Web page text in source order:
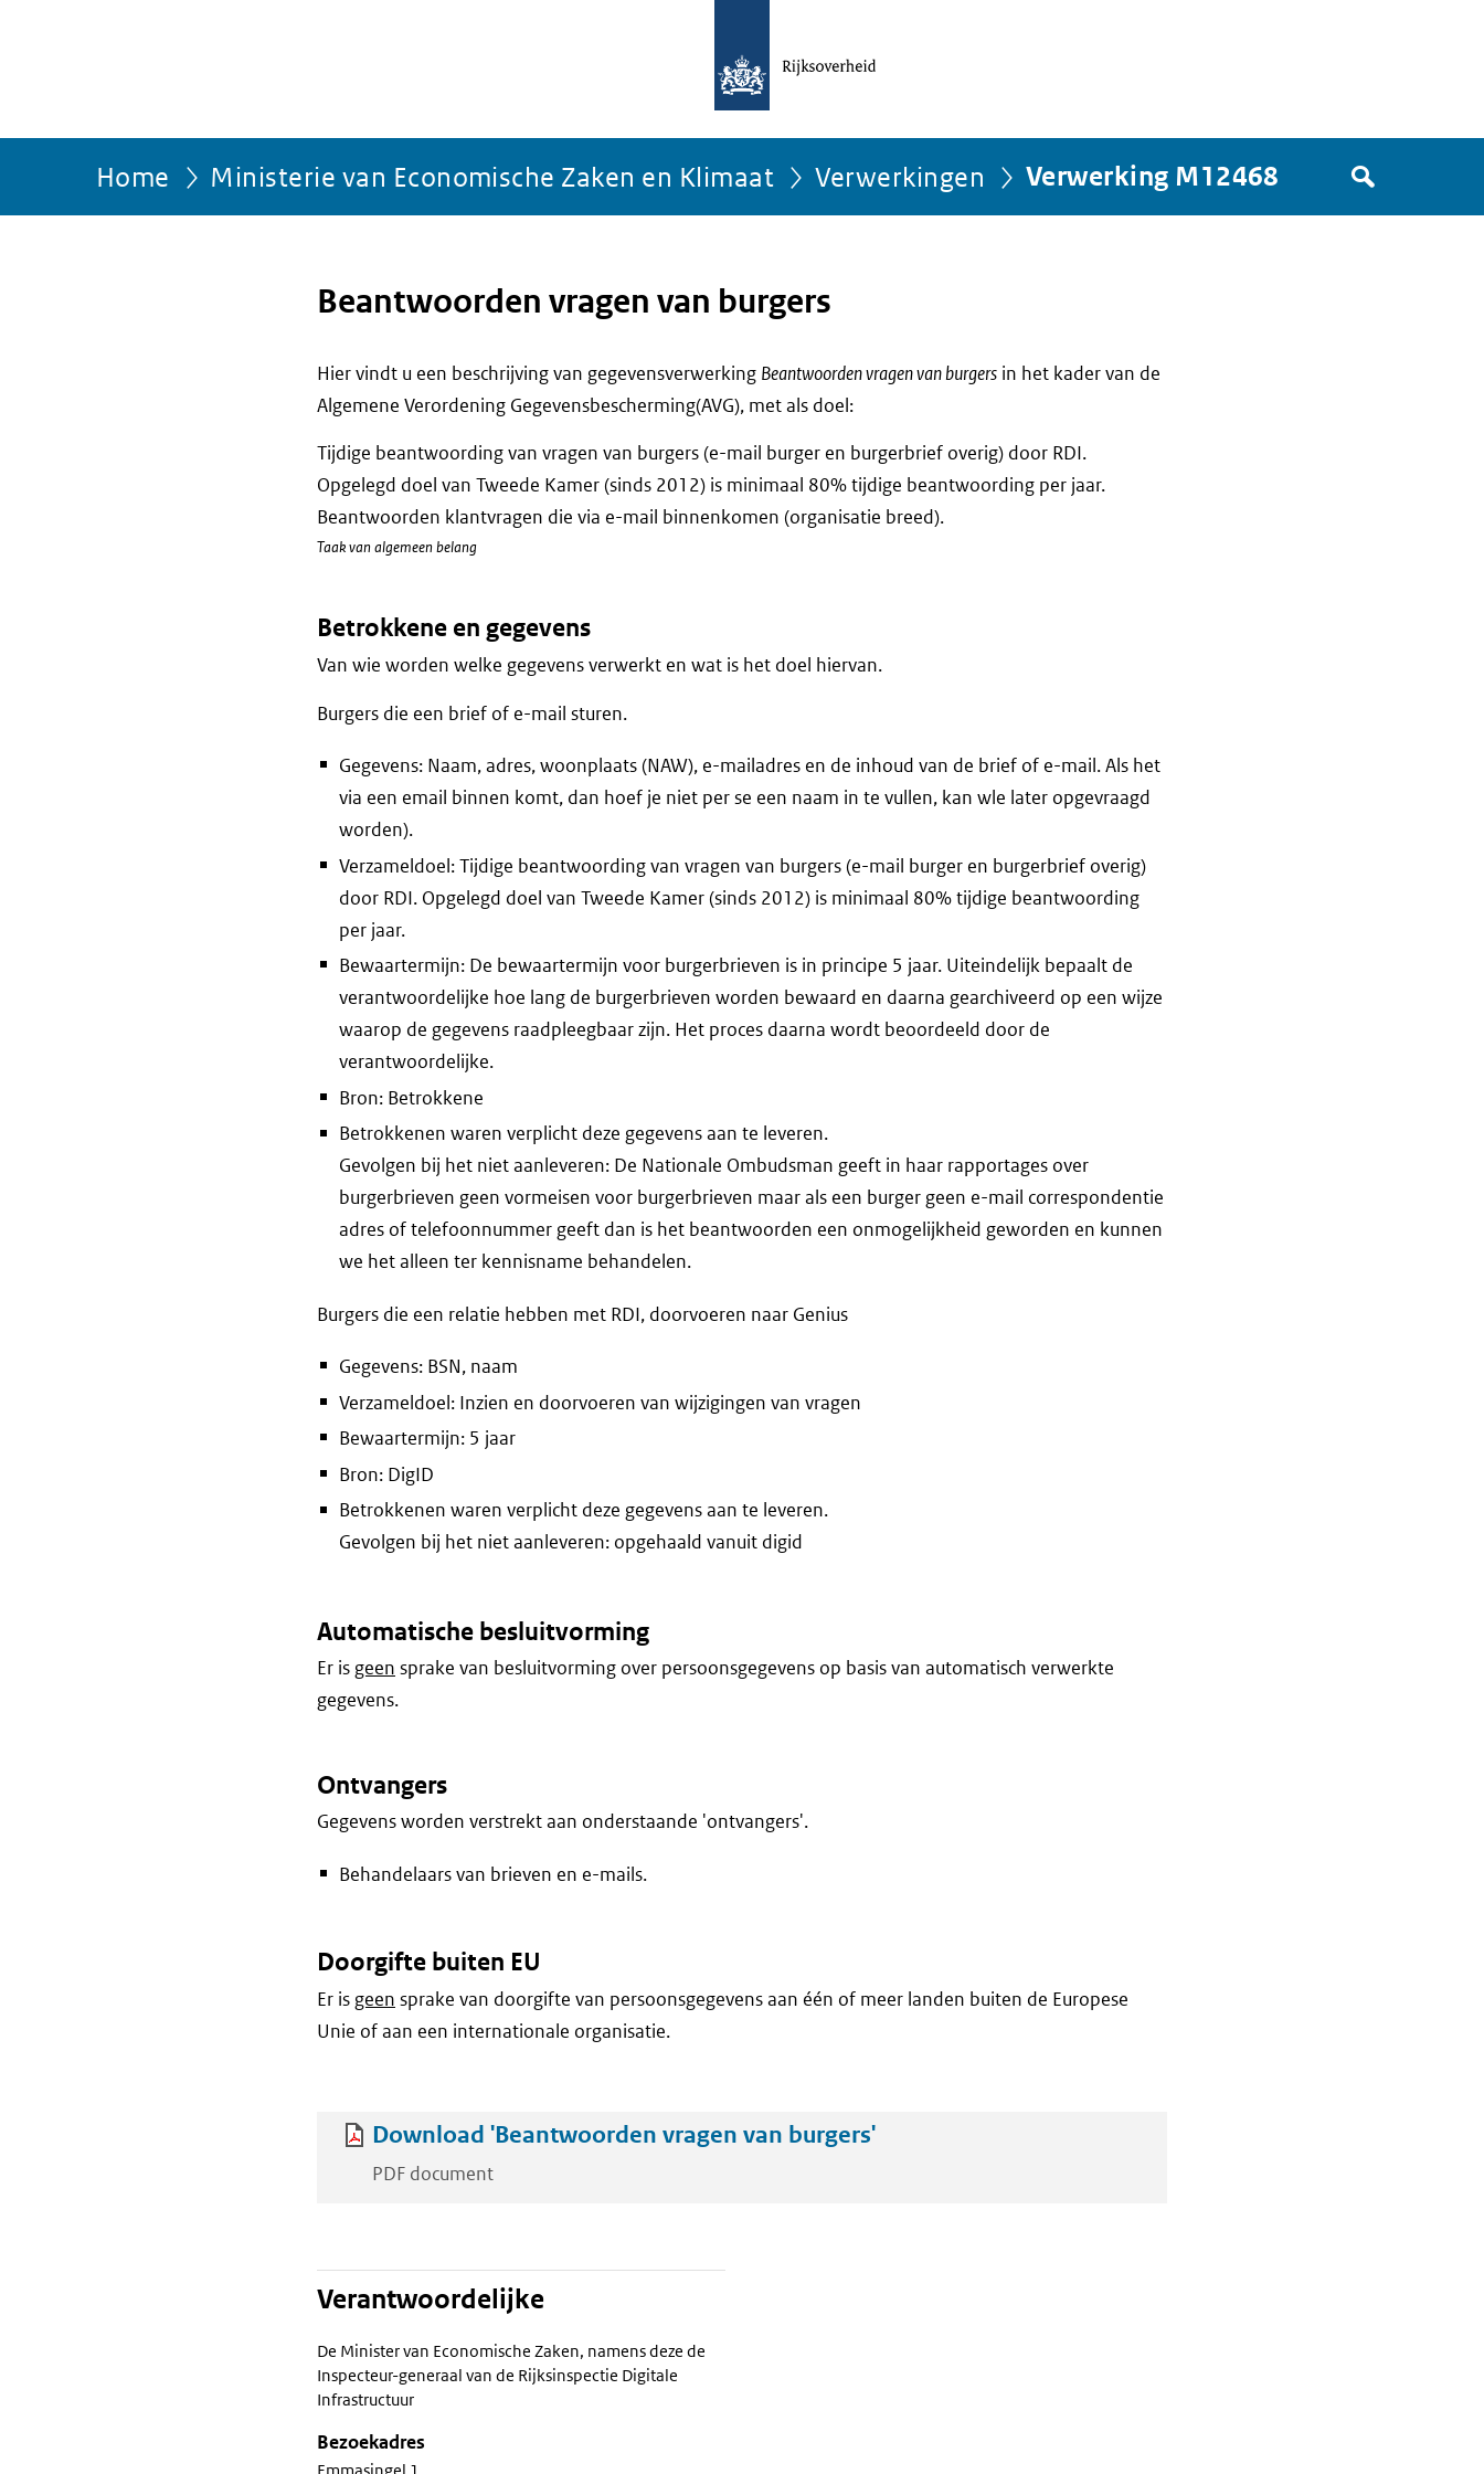
Home Ministerie van Economische Zaken en Klimaat Verwerkingen Verwerking M12468
Zoek
in
het
Beantwoorden vragen van burgers
Hier vindt u een beschrijving van gegevensverwerking Beantwoorden vragen van burgers in het kader van de
Algemene Verordening Gegevensbescherming(AVG), met als doel:
Tijdige beantwoording van vragen van burgers (e-mail burger en burgerbrief overig) door RDI.
Opgelegd doel van Tweede Kamer (sinds 2012) is minimaal 80% tijdige beantwoording per jaar.
Beantwoorden klantvragen die via e-mail binnenkomen (organisatie breed).
Taak van algemeen belang
Betrokkene en gegevens
Van wie worden welke gegevens verwerkt en wat is het doel hiervan.
Burgers die een brief of e-mail sturen.
Gegevens: Naam, adres, woonplaats (NAW), e-mailadres en de inhoud van de brief of e-mail. Als het
via een email binnen komt, dan hoef je niet per se een naam in te vullen, kan wle later opgevraagd
worden).
Verzameldoel: Tijdige beantwoording van vragen van burgers (e-mail burger en burgerbrief overig)
door RDI. Opgelegd doel van Tweede Kamer (sinds 2012) is minimaal 80% tijdige beantwoording
per jaar.
Bewaartermijn: De bewaartermijn voor burgerbrieven is in principe 5 jaar. Uiteindelijk bepaalt de
verantwoordelijke hoe lang de burgerbrieven worden bewaard en daarna gearchiveerd op een wijze
waarop de gegevens raadpleegbaar zijn. Het proces daarna wordt beoordeeld door de
verantwoordelijke.
Bron: Betrokkene
Betrokkenen waren verplicht deze gegevens aan te leveren.
Gevolgen bij het niet aanleveren: De Nationale Ombudsman geeft in haar rapportages over
burgerbrieven geen vormeisen voor burgerbrieven maar als een burger geen e-mail correspondentie
adres of telefoonnummer geeft dan is het beantwoorden een onmogelijkheid geworden en kunnen
we het alleen ter kennisname behandelen.
Burgers die een relatie hebben met RDI, doorvoeren naar Genius
Gegevens: BSN, naam
Verzameldoel: Inzien en doorvoeren van wijzigingen van vragen
Bewaartermijn: 5 jaar
Bron: DigID
Betrokkenen waren verplicht deze gegevens aan te leveren.
Gevolgen bij het niet aanleveren: opgehaald vanuit digid
Automatische besluitvorming
Er is geen sprake van besluitvorming over persoonsgegevens op basis van automatisch verwerkte
gegevens.
Ontvangers
Gegevens worden verstrekt aan onderstaande 'ontvangers'.
Behandelaars van brieven en e-mails.
Doorgifte buiten EU
Er is geen sprake van doorgifte van persoonsgegevens aan één of meer landen buiten de Europese
Unie of aan een internationale organisatie.
Download 'Beantwoorden vragen van burgers'
PDF document
Verantwoordelijke
De Minister van Economische Zaken, namens deze de
Inspecteur-generaal van de Rijksinspectie Digitale
Infrastructuur
Bezoekadres